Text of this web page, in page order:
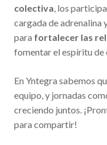
colectiva, los
cargada de adrenalina
para fortalecer las
fomentar el espíritu de
En Yntegra sabemos
equipo, y jornadas
creciendo juntos.
para compartir!